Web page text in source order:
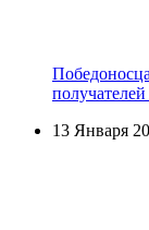
13 Января